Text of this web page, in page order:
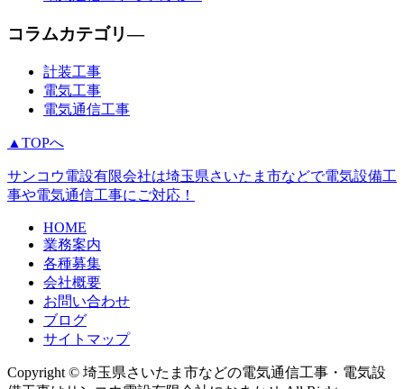
コラムカテゴリ―
計装工事
電気工事
電気通信工事
▲TOPへ
サンコウ電設有限会社は埼玉県さいたま市などで電気設備工
事や電気通信工事にご対応！
HOME
業務案内
各種募集
会社概要
お問い合わせ
ブログ
サイトマップ
Copyright © 埼玉県さいたま市などの電気通信工事・電気設